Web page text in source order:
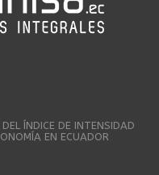
ÍNDICE DE INTENSIDAD
EN ECUADOR